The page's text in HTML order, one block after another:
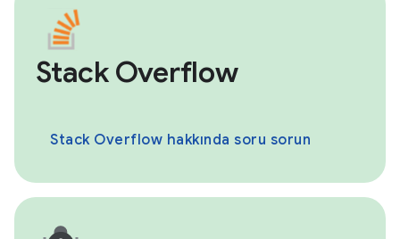
Stack Overflow
Stack Overflow hakkında soru sorun